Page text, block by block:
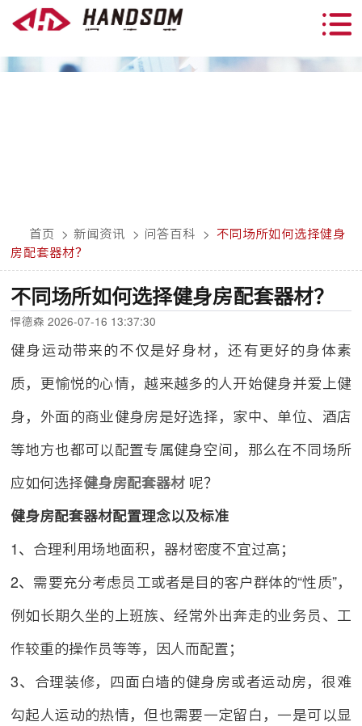
首页 > 新闻资讯 > 问答百科 >
不同场所如何选择健身
房配套器材？
不同场所如何选择健身房配套器材？
悍德森 2026-07-16 13:37:30
健身运动带来的不仅是好身材，还有更好的身体素
质，更愉悦的心情，越来越多的人开始健身并爱上健
身，外面的商业健身房是好选择，家中、单位、酒店
等地方也都可以配置专属健身空间，那么在不同场所
应如何选择健身房配套器材 呢？
健身房配套器材配置理念以及标准
1、合理利用场地面积，器材密度不宜过高；
2、需要充分考虑员工或者是目的客户群体的“性质”，
例如长期久坐的上班族、经常外出奔走的业务员、工
作较重的操作员等等，因人而配置；
3、合理装修，四面白墙的健身房或者运动房，很难
勾起人运动的热情，但也需要一定留白，一是可以显